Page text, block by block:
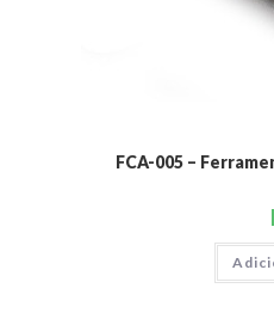
FCA-005 –